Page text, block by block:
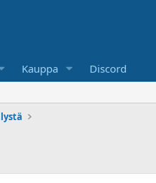
Kauppa Discord